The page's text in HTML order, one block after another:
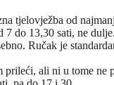
tjelovježba od
7 do 13,30 sati, ne dulje.
Ručak je
prileći, ali ni u tome ne